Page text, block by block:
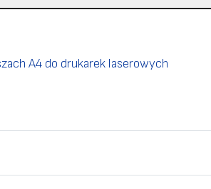
A4 do drukarek laserowych